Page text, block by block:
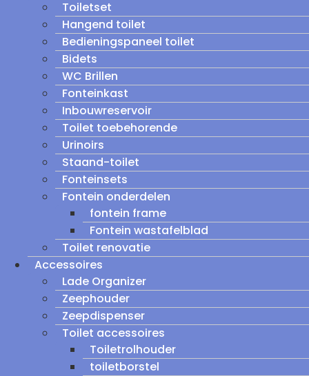
Toiletset
Hangend toilet
Bedieningspaneel toilet
Bidets
WC Brillen
Fonteinkast
Inbouwreservoir
Toilet toebehorende
Urinoirs
Staand-toilet
Fonteinsets
Fontein onderdelen
fontein frame
Fontein wastafelblad
Toilet renovatie
Accessoires
Lade Organizer
Zeephouder
Zeepdispenser
Toilet accessoires
Toiletrolhouder
toiletborstel